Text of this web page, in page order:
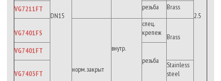
DN15 2.5
VG7211FT резьба Brass
VG7401FS
норм. закрыт
внутр.
спец.
крепеж
Brass
VG7401FT
резьба
VG7403FT
Stainless
steel